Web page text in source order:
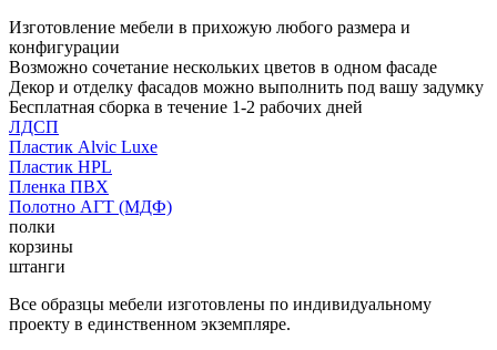
Изготовление мебели в прихожую любого размера и
конфигурации
Возможно сочетание нескольких цветов в одном фасаде
Декор и отделку фасадов можно выполнить под вашу задумку
Бесплатная сборка в течение 1-2 рабочих дней
ЛДСП
Пластик Alvic Luxe
Пластик HPL
Пленка ПВХ
Полотно АГТ (МДФ)
полки
корзины
штанги
Все образцы мебели изготовлены по индивидуальному
проекту в единственном экземпляре.